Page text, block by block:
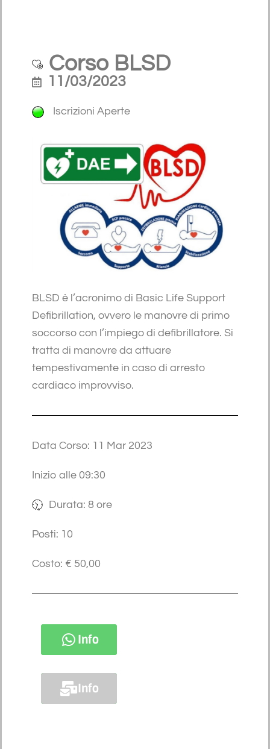
Corso BLSD
11/03/2023
Iscrizioni Aperte
BLSD è l’acronimo di Basic Life Support
Defibrillation, ovvero le manovre di primo
soccorso con l’impiego di defibrillatore. Si
tratta di manovre da attuare
tempestivamente in caso di arresto
cardiaco improvviso.
Data Corso: 11 Mar 2023
Inizio alle 09:30
Durata: 8 ore
Posti: 10
Costo: € 50,00
Info
Info